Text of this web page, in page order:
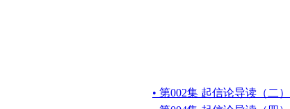
• 第002集 起信论导读（二）